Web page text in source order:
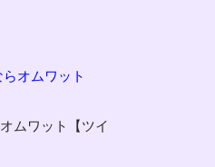
オムワット
ムワット【ツイ